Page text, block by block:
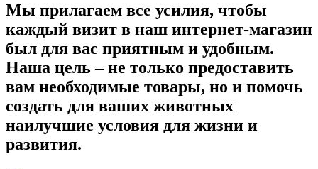
Мы прилагаем все усилия, чтобы
каждый визит в наш интернет-магазин
был для вас приятным и удобным.
Наша цель – не только предоставить
вам необходимые товары, но и помочь
создать для ваших животных
наилучшие условия для жизни и
развития.